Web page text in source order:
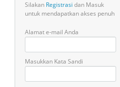
Silakan Registrasi dan Masuk
untuk mendapatkan akses penuh
Alamat e-mail Anda
Masukkan Kata Sandi